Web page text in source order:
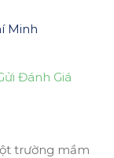
Minh
Đánh Giá
trường mầm